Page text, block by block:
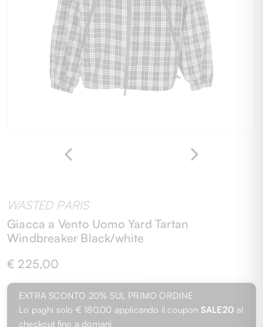
WASTED PARIS
Giacca a Vento Uomo Yard Tartan
Windbreaker Black/white
€ 225,00
EXTRA SCONTO 20% SUL PRIMO ORDINE
Lo paghi solo € 180,00 applicando il coupon SALE20 al
checkout fino a domani